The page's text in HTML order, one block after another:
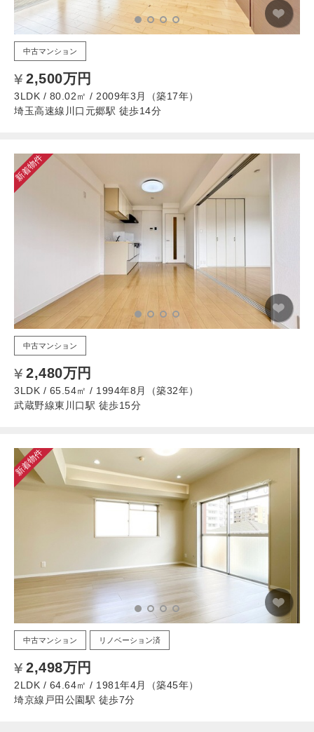
中古マンション
2,500万円
3LDK / 80.02㎡ / 2009年3月（築17年）
埼玉高速線川口元郷駅 徒歩14分
新着物件
中古マンション
2,480万円
3LDK / 65.54㎡ / 1994年8月（築32年）
武蔵野線東川口駅 徒歩15分
新着物件
中古マンション リノベーション済
2,498万円
2LDK / 64.64㎡ / 1981年4月（築45年）
埼京線戸田公園駅 徒歩7分